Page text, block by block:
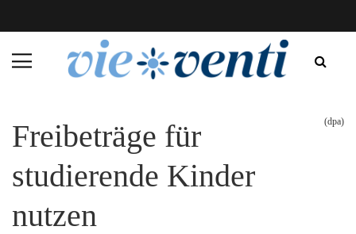
Freibeträge für
studierende Kinder
nutzen
(dpa)